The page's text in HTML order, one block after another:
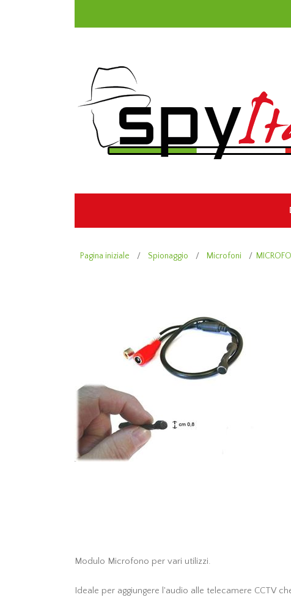
Pagina iniziale / Spionaggio / Microfoni /
Modulo Microfono per vari utilizzi.
Ideale per aggiungere l'audio alle telecamere CCTV